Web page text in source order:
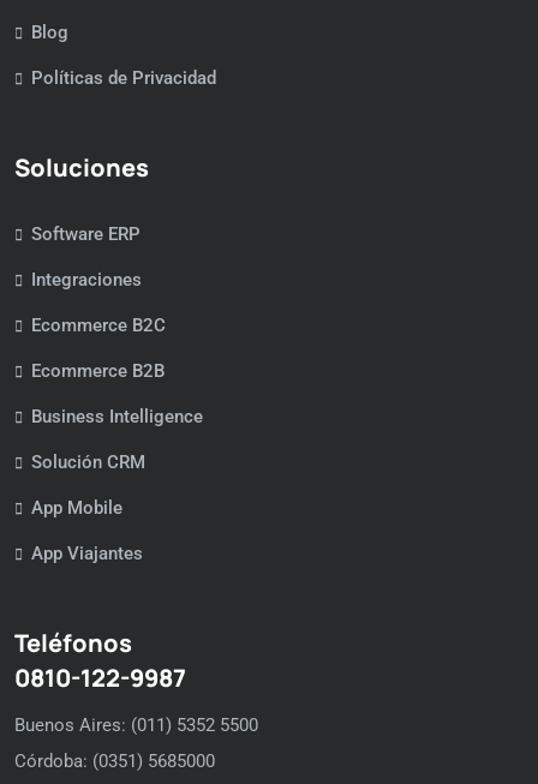
Blog
Políticas de Privacidad
Soluciones
Software ERP
Integraciones
Ecommerce B2C
Ecommerce B2B
Business Intelligence
Solución CRM
App Mobile
App Viajantes
Teléfonos
0810-122-9987
Buenos Aires: (011) 5352 5500
Córdoba: (0351) 5685000